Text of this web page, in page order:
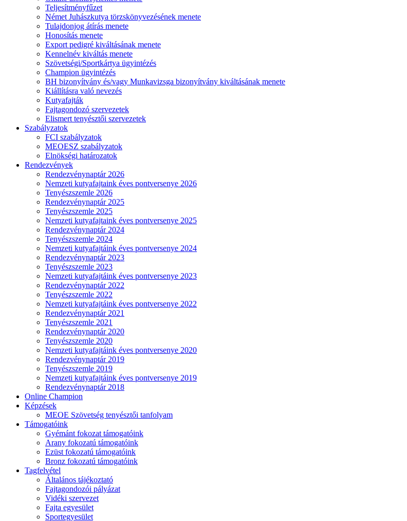
Teljesítményfűzet
Német Juhászkutya törzskönyvezésének menete
Tulajdonjog átírás menete
Honosítás menete
Export pedigré kiváltásának menete
Kennelnév kiváltás menete
Szövetségi/Sportkártya ügyintézés
Champion ügyintézés
BH bizonyítvány és/vagy Munkavizsga bizonyítvány kiváltásának menete
Kiállításra való nevezés
Kutyafajták
Fajtagondozó szervezetek
Elismert tenyésztői szervezetek
Szabályzatok
FCI szabályzatok
MEOESZ szabályzatok
Elnökségi határozatok
Rendezvények
Rendezvénynaptár 2026
Nemzeti kutyafajtaink éves pontversenye 2026
Tenyészszemle 2026
Rendezvénynaptár 2025
Tenyészszemle 2025
Nemzeti kutyafajtaink éves pontversenye 2025
Rendezvénynaptár 2024
Tenyészszemle 2024
Nemzeti kutyafajtáink éves pontversenye 2024
Rendezvénynaptár 2023
Tenyészszemle 2023
Nemzeti kutyafajtáink éves pontversenye 2023
Rendezvénynaptár 2022
Tenyészszemle 2022
Nemzeti kutyafajtáink éves pontversenye 2022
Rendezvénynaptár 2021
Tenyészszemle 2021
Rendezvénynaptár 2020
Tenyészszemle 2020
Nemzeti kutyafajtáink éves pontversenye 2020
Rendezvénynaptár 2019
Tenyészszemle 2019
Nemzeti kutyafajtáink éves pontversenye 2019
Rendezvénynaptár 2018
Online Champion
Képzések
MEOE Szövetség tenyésztői tanfolyam
Támogatóink
Gyémánt fokozat támogatóink
Arany fokozatú támogatóink
Ezüst fokozatú támogatóink
Bronz fokozatú támogatóink
Tagfelvétel
Általános tájékoztató
Fajtagondozói pályázat
Vidéki szervezet
Fajta egyesület
Sportegyesület